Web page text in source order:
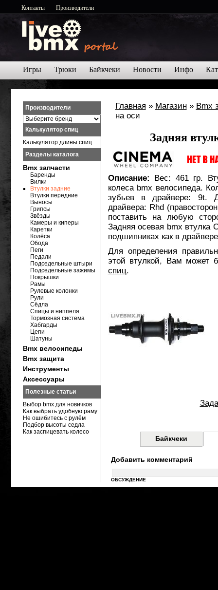
Контакты Производители
Игры Трюки Байкчеки Новости Инфо
Главная » Магазин» Bmx
на оси
Задняя
Описание: Вес: 461 гр.
колеса bmx велосипеда.
зубьев в драйвере: 9t.
драйвера: Rhd
поставить на любую
Задняя осевая bmx втулка
подшипниках как в
Для определения
этой втулкой, Вам может
спиц.
Байкчеки
Добавить комментарий
ОБСУЖДЕНИЕ
Производители
Калькулятор спиц
Калькулятор длины спиц
Разделы каталога
Bmx запчасти
Баренды
Вилки
Втулки задние
Втулки передние
Выносы
Грипсы
Звёзды
Камеры и киперы
Каретки
Колёса
Обода
Пеги
Педали
Подседельные штыри
Подседельные зажимы
Покрышки
Рамы
Рулевые колонки
Рули
Сёдла
Спицы и ниппеля
Тормозная система
Хабгарды
Цепи
Шатуны
Bmx велосипеды
Bmx защита
Инструменты
Аксессуары
Полезные статьи
Выбор bmx для новичков
Как выбрать удобную раму
Не ошибитесь с рулём
Подбор высоты седла
Как заспицевать колесо